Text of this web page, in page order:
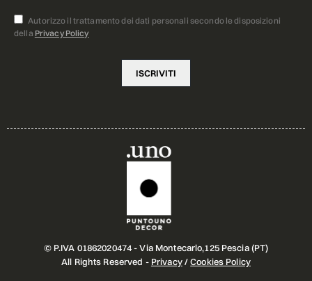
Autorizzo il trattamento dei dati personali secondo le disposizioni
della Privacy Policy
© P.IVA 01862020474 - Via Montecarlo,125 Pescia (PT)
All Rights Reserved - Privacy/Cookies Policy